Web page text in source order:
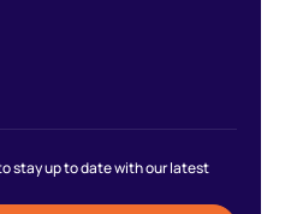
stay up to date with our latest